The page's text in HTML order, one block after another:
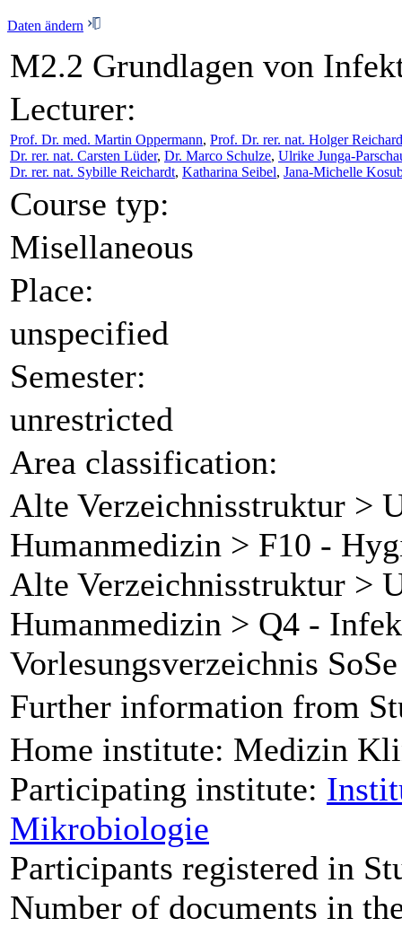
Daten ändern
M2.2 Grundlagen von
Lecturer:
Prof. Dr. med. Martin Oppermann, Prof. Dr. rer. nat. Holger
Dr. rer. nat. Carsten Lüder, Dr. Marco Schulze, Ulrike Junga-
Dr. rer. nat. Sybille Reichardt, Katharina Seibel, Jana-Michelle
Course typ:
Misellaneous
Place:
unspecified
Semester:
unrestricted
Area classification:
Alte Verzeichnisstruktur >
Humanmedizin > F10 -
Alte Verzeichnisstruktur >
Humanmedizin > Q4 -
Vorlesungsverzeichnis
Further information from
Home institute: Medizin
Participating institute:
Mikrobiologie
Participants registered in
Number of documents in